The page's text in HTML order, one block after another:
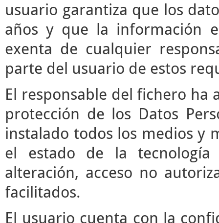
usuario garantiza que los
años y que la información
exenta de cualquier
parte del usuario de estos
El responsable del fichero ha
protección de los Datos
instalado todos los medios y
el estado de la
alteración, acceso no
facilitados.
El usuario cuenta con la